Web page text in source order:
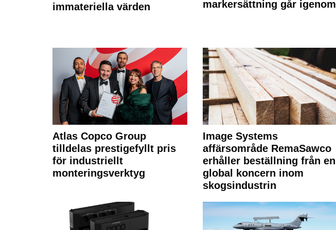
immateriella värden markersättning går igenom
Atlas Copco Group
tilldelas prestigefyllt pris
för industriellt
monteringsverktyg
Image Systems
affärsområde RemaSawco
erhåller beställning från en
global koncern inom
skogsindustrin